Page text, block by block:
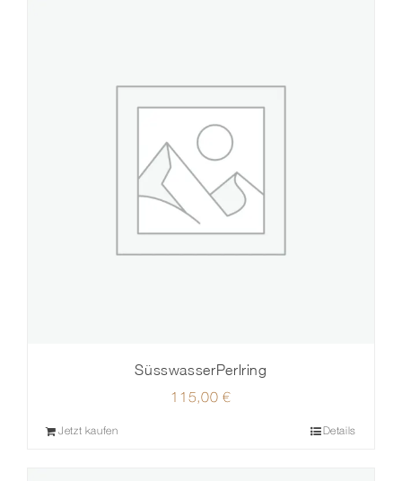
SüsswasserPerlring
115,00 €
Jetzt kaufen Details